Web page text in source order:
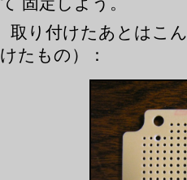
取り付けたあとはこ
けたもの）：